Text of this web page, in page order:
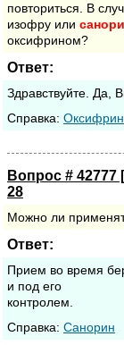
повториться. В
изофру или
оксифрином?
Ответ:
Здравствуйте. Да,
Cправка: Оксифрин
Вопрос # 42777
28
Можно ли
Ответ:
Прием во время
и под его
контролем.
Cправка: Санорин